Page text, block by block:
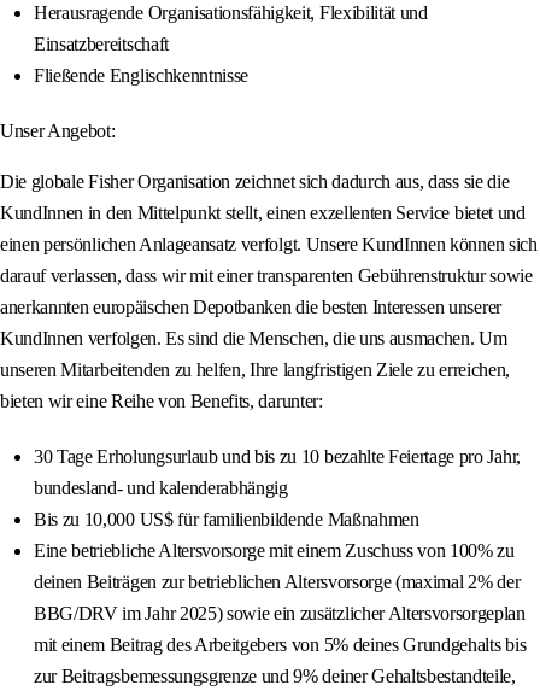
Herausragende Organisationsfähigkeit, Flexibilität und
Einsatzbereitschaft
Fließende Englischkenntnisse
Unser Angebot:
Die globale Fisher Organisation zeichnet sich dadurch aus, dass sie die
KundInnen in den Mittelpunkt stellt, einen exzellenten Service bietet und
einen persönlichen Anlageansatz verfolgt. Unsere KundInnen können sich
darauf verlassen, dass wir mit einer transparenten Gebührenstruktur sowie
anerkannten europäischen Depotbanken die besten Interessen unserer
KundInnen verfolgen. Es sind die Menschen, die uns ausmachen. Um
unseren Mitarbeitenden zu helfen, Ihre langfristigen Ziele zu erreichen,
bieten wir eine Reihe von Benefits, darunter:
30 Tage Erholungsurlaub und bis zu 10 bezahlte Feiertage pro Jahr,
bundesland- und kalenderabhängig
Bis zu 10,000 US$ für familienbildende Maßnahmen
Eine betriebliche Altersvorsorge mit einem Zuschuss von 100% zu
deinen Beiträgen zur betrieblichen Altersvorsorge (maximal 2% der
BBG/DRV im Jahr 2025) sowie ein zusätzlicher Altersvorsorgeplan
mit einem Beitrag des Arbeitgebers von 5% deines Grundgehalts bis
zur Beitragsbemessungsgrenze und 9% deiner Gehaltsbestandteile,